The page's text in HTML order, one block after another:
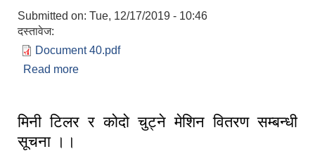
Submitted on: Tue, 12/17/2019 - 10:46
दस्तावेज:
Document 40.pdf
Read more
मिनी टिलर र कोदो चुट्ने मेशिन वितरण सम्बन्धी
सूचना ।।